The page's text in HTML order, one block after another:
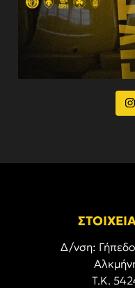
Δ/νση: Γήπεδο
Τ.Κ.